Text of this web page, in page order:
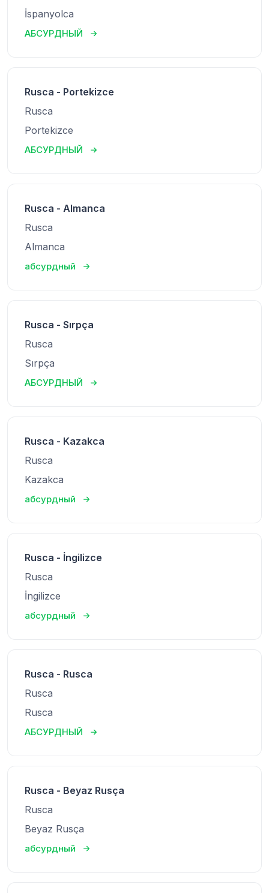
İspanyolca
АБСУРДНЫЙ
Rusca - Portekizce
Rusca
Portekizce
АБСУРДНЫЙ
Rusca - Almanca
Rusca
Almanca
абсурдный
Rusca - Sırpça
Rusca
Sırpça
АБСУРДНЫЙ
Rusca - Kazakca
Rusca
Kazakca
абсурдный
Rusca - İngilizce
Rusca
İngilizce
абсурдный
Rusca - Rusca
Rusca
Rusca
АБСУРДНЫЙ
Rusca - Beyaz Rusça
Rusca
Beyaz Rusça
абсурдный